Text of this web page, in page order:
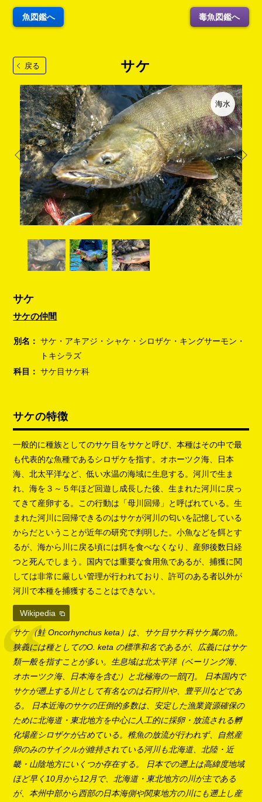
魚図鑑へ 毒魚図鑑へ
戻る サケ
海水
サケ
サケの仲間
別名： サケ・アキアジ・シャケ・シロザケ・キングサーモン・
トキシラズ
科目： サケ目サケ科
サケの特徴
一般的に種族としてのサケ目をサケと呼び、本種はその中で最
も代表的な魚種であるシロザケを指す。オホーツク海、日本
海、北太平洋など、低い水温の海域に生息する。河川で生ま
れ、海を３～５年ほど回遊し成長した後、生まれた河川に戻っ
てきて産卵する。この行動は「母川回帰」と呼ばれている。生
まれた河川に回帰できるのはサケが河川の匂いを記憶している
からだということが近年の研究で判明した。小魚などを餌とす
るが、海から川に戻る頃には餌を食べなくなり、産卵後数日経
つと死んでしまう。国内では重要な食用魚であるが、捕獲に関
しては非常に厳しい管理が行われており、許可のある者以外が
河川で本種を捕獲することはできない。
Wikipedia
サケ（鮭 Oncorhynchus keta）は、サケ目サケ科サケ属の魚。
狭義には種としてのO. keta の標準和名であるが、広義にはサケ
類一般を指すことが多い。生息域は北太平洋（ベーリング海、
オホーツク海、日本海を含む）と北極海の一部[7]。 日本国内で
サケが遡上する川として有名なのは石狩川や、豊平川などであ
る。 日本近海のサケの圧倒的多数は、安定した漁業資源確保の
ために北海道・東北地方を中心に人工的に採卵・放流される孵
化場産シロザケが占めている。稚魚の放流が行われず、自然産
卵のみのサイクルが維持されている河川も北海道、北陸・近
畿・山陰地方にいくつか存在する。 日本での遡上は高緯度地域
ほど早く10月から12月で、北海道・東北地方の川が主である
が、本州中部から西部の日本海側や関東地方の川にも遡上し産